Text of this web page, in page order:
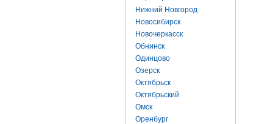
Нижний Новгород
Новосибирск
Новочеркасск
Обнинск
Одинцово
Озерск
Октябрьск
Октябрьский
Омск
Оренбург